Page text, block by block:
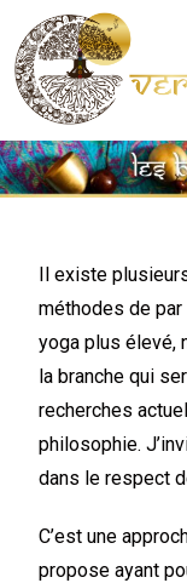
Il existe
méthodes de par
yoga plus élevé,
la branche qui
recherches
philosophie.
dans le respect
C’est une
propose ayant